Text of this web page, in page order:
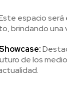
espacio será
brindando una
de los